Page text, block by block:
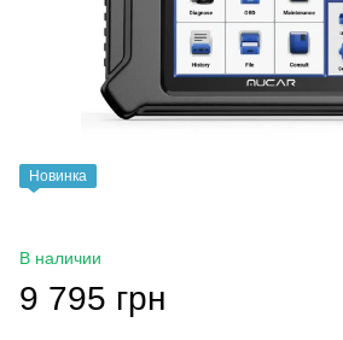
Новинка
В наличии
9 795 грн